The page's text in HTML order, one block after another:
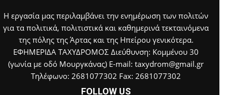
Η εργασία μας περιλαμβάνει την ενημέρωση των πολιτών
για τα πολιτικά, πολιτιστικά και καθημερινά τεκταινόμενα
της πόλης της Άρτας και της Ηπείρου γενικότερα.
ΕΦΗΜΕΡΙΔΑ ΤΑΧΥΔΡΟΜΟΣ Διεύθυνση: Κομμένου 30
(γωνία με οδό Μουργκάνας) E-mail: taxydrom@gmail.gr
Τηλέφωνο: 2681077302 Fax: 2681077302
FOLLOW US